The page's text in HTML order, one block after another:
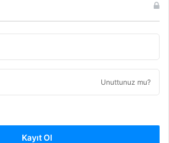
Unuttunuz mu?
Kayıt Ol